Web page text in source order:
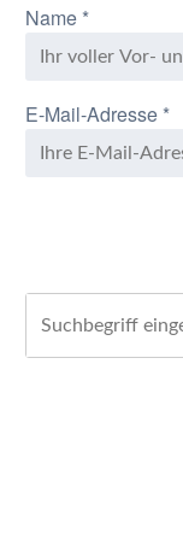
Name *
E-Mail-Adresse *